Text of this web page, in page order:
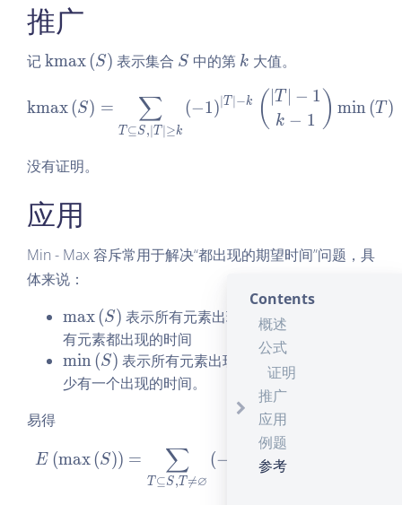
Contents
概述
公式
证明
推广
应用
例题
参考
推广
记\o
ra
a
e
{k
a
x}
(S
ig
h
t)
kmax(S) 表示集合 S
S 中的第 k
k 大值。
kmax(S) =
T⊆S, T ∣ ≥k
∑ (−1) ∣T −k ( k − 1
T ∣ − 1 ) min(T )
没有证明。
应用
Min - Max 容斥常用于解决“都出现的期望时间”问题，具
体来说：
\max\left(S\right)
max(S) 表示所有元素出现时间的最大值，即所
有元素都出现的时间
\min\left(S\right)
min(S) 表示所有元素出现时间的最小值，即至
少有一个出现的时间。
易得
E (max(S)) =
T⊆S,T 
=∅
∑ (− ∣−1 E